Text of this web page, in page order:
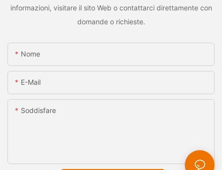
informazioni, visitare il sito Web o contattarci direttamente con
domande o richieste.
Nome
E-Mail
Soddisfare